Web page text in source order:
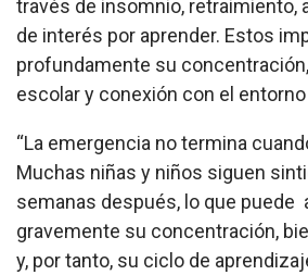
través de insomnio, retraimiento,
de interés por aprender. Estos
profundamente su
escolar y conexión con el
“La emergencia no termina
Muchas niñas y niños siguen
semanas después, lo que puede
gravemente su concentración,
y, por tanto, su ciclo de